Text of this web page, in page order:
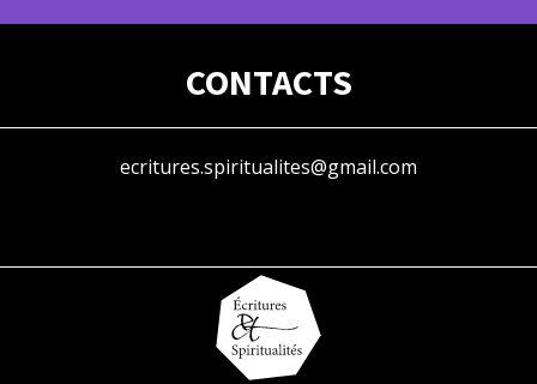
CONTACTS
ecritures.spiritualites@gmail.com